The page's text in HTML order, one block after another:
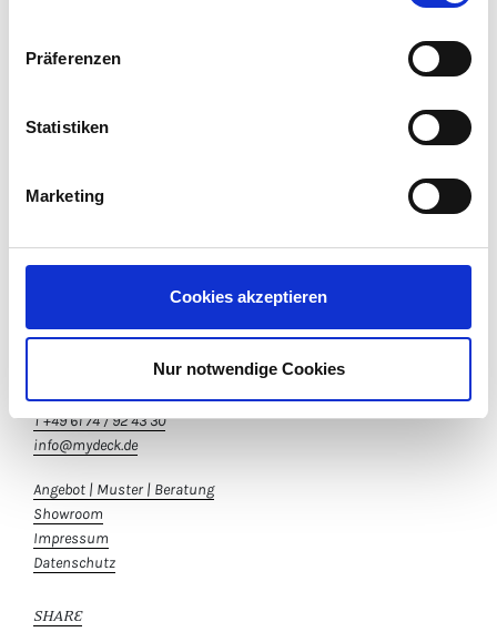
Präferenzen
Statistiken
Marketing
Cookies akzeptieren
Nur notwendige Cookies
Verlegehinweise
Terrassenrechner für WPC Terrassendielen
SHOP
WPC Terrassendielen Shop
Versandhinweise
WPC Unterkonstruktion
MYDECK GmbH
T +49 61 74 / 92 43 30
info@mydeck.de
Angebot | Muster | Beratung
Showroom
Impressum
Datenschutz
SHARE